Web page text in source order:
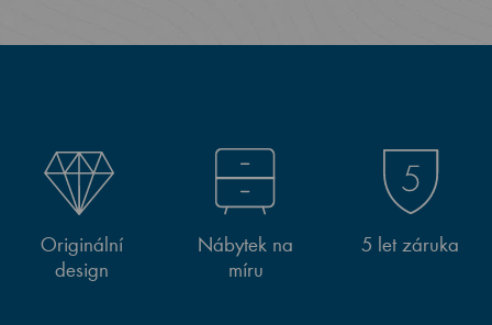
Originální
design
Nábytek na
míru
5 let záruka